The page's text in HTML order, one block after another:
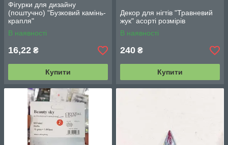
Фігурки для дизайну
(поштучно) "Бузковий камінь-
крапля"
В наявності
16,22 ₴
Купити
Декор для нігтів "Травневий
жук" асорті розмірів
В наявності
240 ₴
Купити